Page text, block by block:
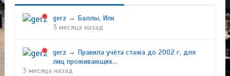
gerz→ Баллы, Ипк
3 месяца назад
gerz→ Правила учёта стажа до 2002 г, для
лиц проживающих...
3 месяца назад